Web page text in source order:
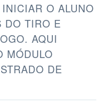
O ALUNO
DO TIRO E
AQUI
MÓDULO
DE